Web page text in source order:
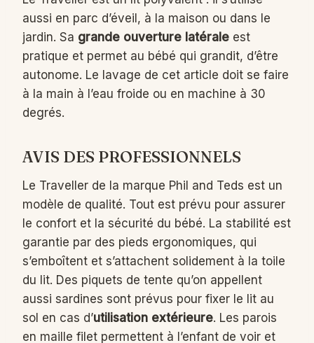
aussi en parc d’éveil, à la maison ou dans le
jardin. Sa grande ouverture latérale est
pratique et permet au bébé qui grandit, d’être
autonome. Le lavage de cet article doit se faire
à la main à l’eau froide ou en machine à 30
degrés.
AVIS DES PROFESSIONNELS
Le Traveller de la marque Phil and Teds est un
modèle de qualité. Tout est prévu pour assurer
le confort et la sécurité du bébé. La stabilité est
garantie par des pieds ergonomiques, qui
s’emboîtent et s’attachent solidement à la toile
du lit. Des piquets de tente qu’on appellent
aussi sardines sont prévus pour fixer le lit au
sol en cas d’utilisation extérieure. Les parois
en maille filet permettent à l’enfant de voir et